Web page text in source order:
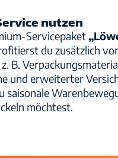
nutzen
Servicepaket
du zusätzlich
B.
und erweiterter
saisonale
möchtest.